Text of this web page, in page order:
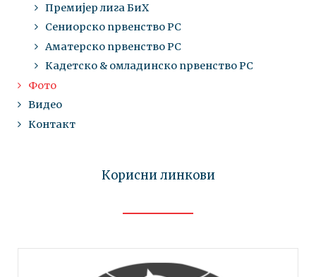
Премијер лига БиХ
Сениорско првенство РС
Аматерско првенство РС
Кадетско & омладинско првенство РС
Фото
Видео
Контакт
Корисни линкови